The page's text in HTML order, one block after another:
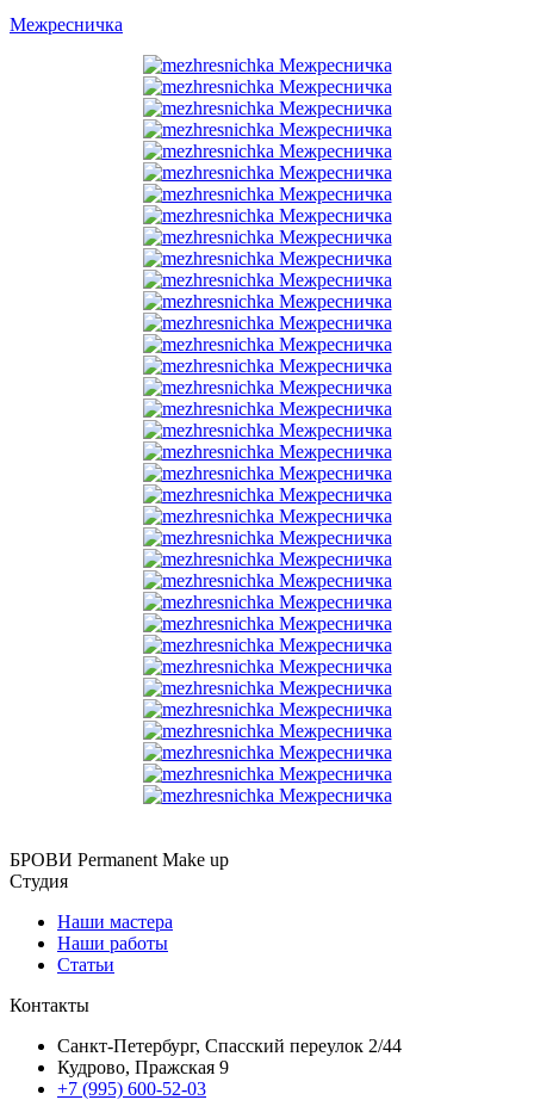
Межресничка
БРОВИ Permanent Make up
Студия
Наши мастера
Наши работы
Статьи
Контакты
Санкт-Петербург, Спасский переулок 2/44
Кудрово, Пражская 9
+7 (995) 600-52-03